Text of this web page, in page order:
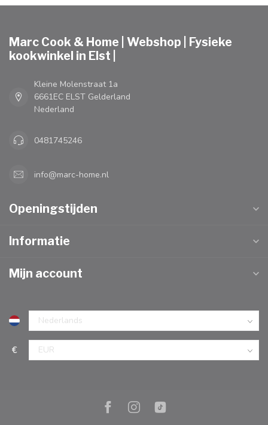
Marc Cook & Home | Webshop | Fysieke
kookwinkel in Elst |
Kleine Molenstraat 1a
6661EC ELST Gelderland
Nederland
0481745246
info@marc-home.nl
Openingstijden
Informatie
Mijn account
€